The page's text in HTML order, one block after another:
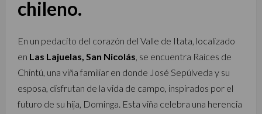
chileno.
En un pedacito del corazón del Valle de Itata, localizado
en Las Lajuelas, San Nicolás, se encuentra Raíces de
Chintú, una viña familiar en donde José Sepúlveda y su
esposa, disfrutan de la vida de campo, inspirados por el
futuro de su hija, Dominga. Esta viña celebra una herencia